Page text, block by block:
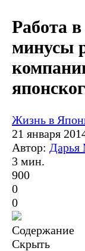
Работа
минусы
Жизнь в
21 января
Автор:
3 мин.
900
0
0
Содержание
Скрыть